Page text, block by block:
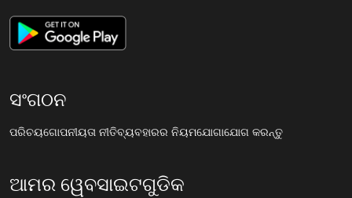
ସଂଗଠନ
ପରିଚୟଗୋପନୀୟତା ନୀତିବ୍ୟବହାରର ନିୟମଯୋଗାଯୋଗ କରନ୍ତୁ
ଆମର ୱେବସାଇଟଗୁଡିକ